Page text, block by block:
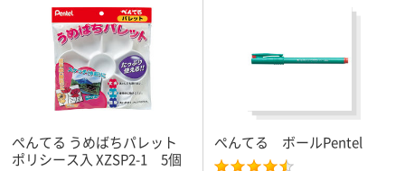
ぺんてる うめばちパレット
ポリシース入 XZSP2-1 5個
ぺんてる ボールPentel